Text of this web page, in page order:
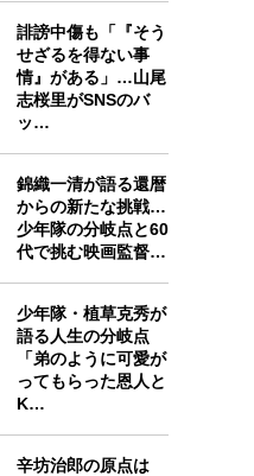
誹謗中傷も「『そう
せざるを得ない事
情』がある」…山尾
志桜里がSNSのバ
ッ…
錦織一清が語る還暦
からの新たな挑戦…
少年隊の分岐点と60
代で挑む映画監督…
少年隊・植草克秀が
語る人生の分岐点
「弟のように可愛が
ってもらった恩人と
K…
辛坊治郎の原点は